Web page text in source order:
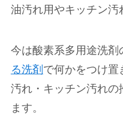
油汚れ用やキッチン汚
今は酸素系多用途洗剤
る洗剤 で何かをつけ置
汚れ・キッチン汚れ
ます。